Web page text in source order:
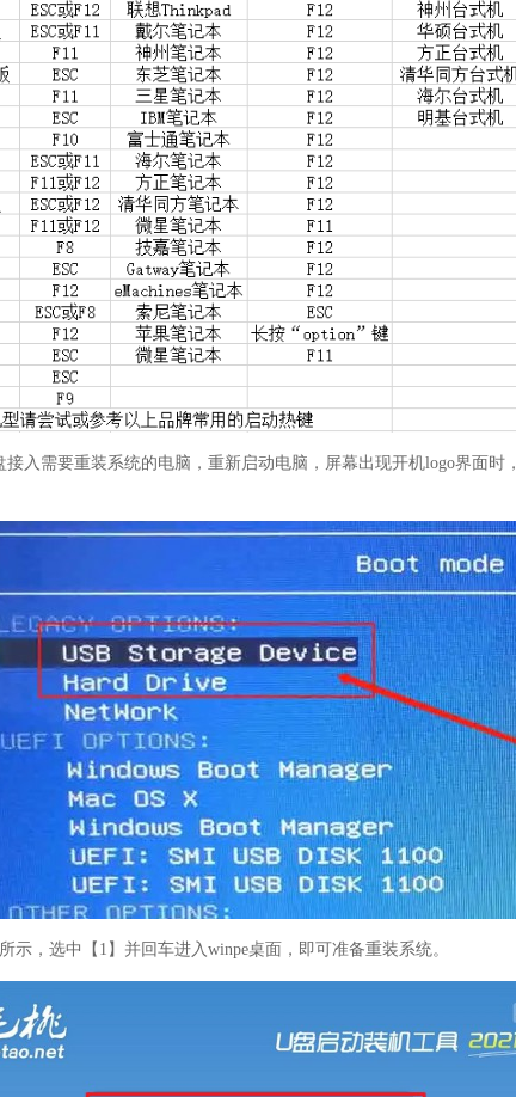
接入需要重装系统的电脑，重新启动电脑，屏幕出现开机logo界面时
示，选中【1】并回车进入winpe桌面，即可准备重装系统。